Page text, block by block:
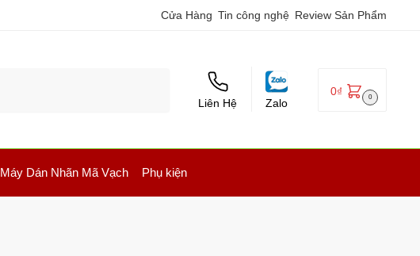
Cửa Hàng Tin công nghệ Review Sản Phẩm
Liên Hệ Zalo
0₫ 0
Máy Dán Nhãn Mã Vạch Phụ kiện